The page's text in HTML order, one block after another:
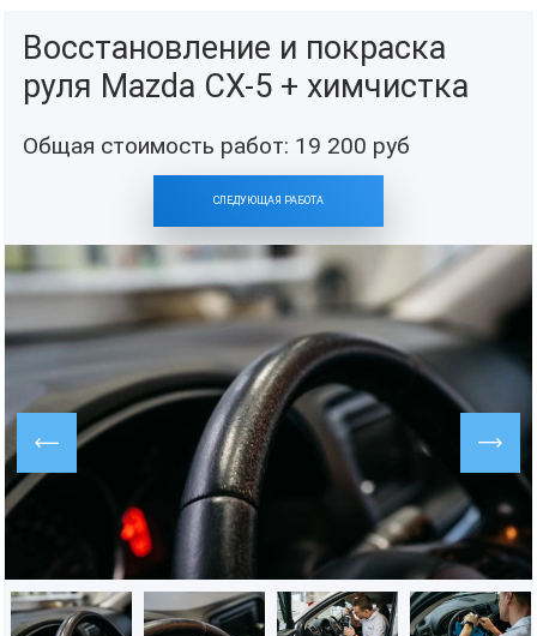
Восстановление и покраска
руля Mazda CX-5 + химчистка
Общая стоимость работ: 19 200 руб
СЛЕДУЮЩАЯ РАБОТА